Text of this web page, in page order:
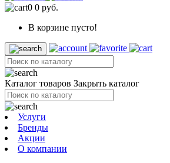
0 0 руб.
В корзине пусто!
Каталог товаров Закрыть каталог
Услуги
Бренды
Акции
О компании